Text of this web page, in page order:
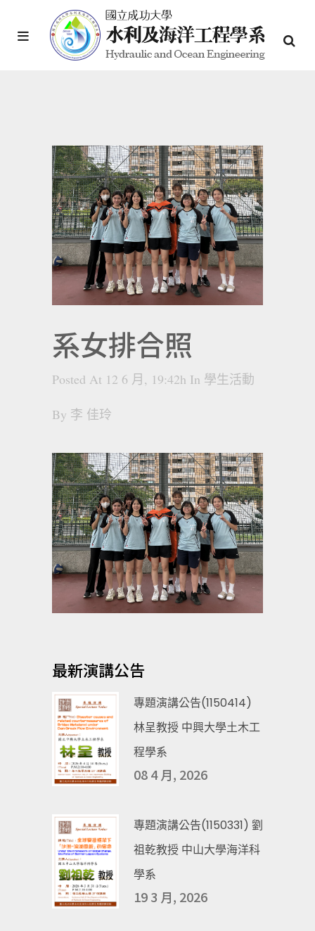
系女排合照
Posted At 12 6 月, 19:42h In 學生活動
By 李 佳玲
最新演講公告
專題演講公告(1150414)
林呈教授 中興大學土木工
程學系
08 4 月, 2026
專題演講公告(1150331) 劉
祖乾教授 中山大學海洋科
學系
19 3 月, 2026